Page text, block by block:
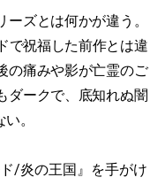
ズとは何かが違う。
で祝福した前作とは違
の痛みや影が亡霊のご
ダークで、底知れぬ闇
。
/炎の王国』を手がけ